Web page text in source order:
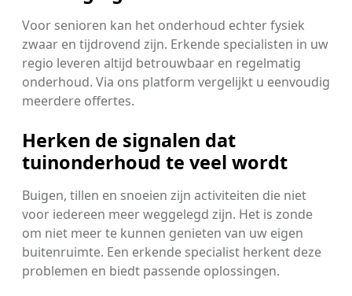
Voor senioren kan het onderhoud echter fysiek
zwaar en tijdrovend zijn. Erkende specialisten in uw
regio leveren altijd betrouwbaar en regelmatig
onderhoud. Via ons platform vergelijkt u eenvoudig
meerdere offertes.
Herken de signalen dat
tuinonderhoud te veel wordt
Buigen, tillen en snoeien zijn activiteiten die niet
voor iedereen meer weggelegd zijn. Het is zonde
om niet meer te kunnen genieten van uw eigen
buitenruimte. Een erkende specialist herkent deze
problemen en biedt passende oplossingen.